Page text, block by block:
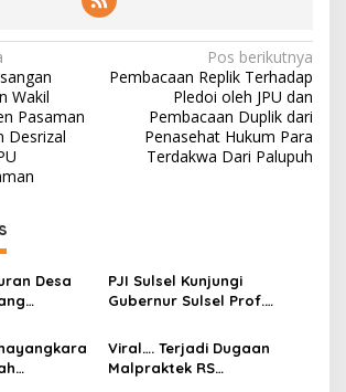
Wakil
Pasaman
Desrizal
Pos berikutnya
Pembacaan Replik Terhadap
Pledoi oleh JPU dan
Pembacaan Duplik dari
Penasehat Hukum Para
Terdakwa Dari Palupuh
Desa
PJI Sulsel Kunjungi
Gubernur Sulsel Prof.
Gubernur
Viral…. Terjadi Dugaan
Malpraktek RS